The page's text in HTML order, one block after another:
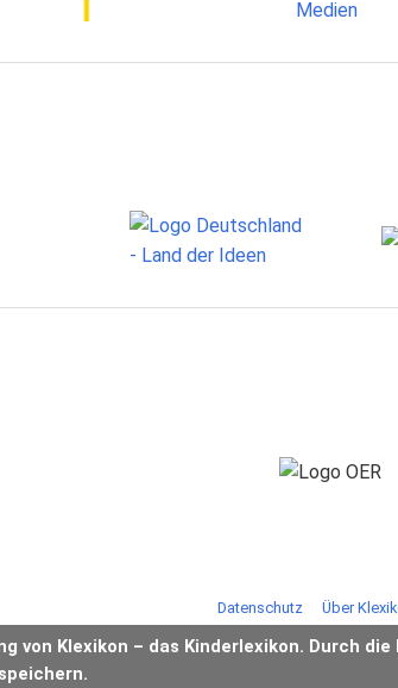
von Klexikon – das Kinderlexikon. Durch
Datenschutz Über